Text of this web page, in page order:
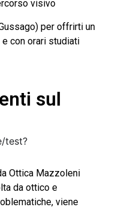
visivo
per offrirti un
con orari studiati
sul
test?
Ottica Mazzoleni
da ottico e
viene